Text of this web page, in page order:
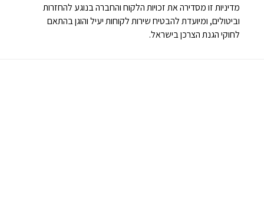
מדיניות זו מסדירה את זכויות הלקוח והחברה בנוגע להחזרות
וביטולים, ומיועדת להבטיח שירות לקוחות יעיל והוגן בהתאם
לחוקי הגנת הצרכן בישראל.